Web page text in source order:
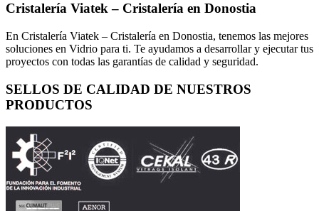
Cristalería Viatek – Cristalería en Donostia
En Cristalería Viatek – Cristalería en Donostia, tenemos las mejores
soluciones en Vidrio para ti. Te ayudamos a desarrollar y ejecutar tus
proyectos con todas las garantías de calidad y seguridad.
SELLOS DE CALIDAD DE NUESTROS
PRODUCTOS